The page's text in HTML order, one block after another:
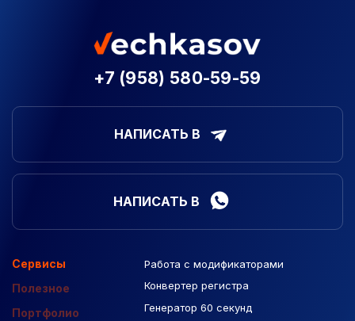
+7 (958) 580-59-59
НАПИСАТЬ В
НАПИСАТЬ В
Сервисы
Полезное
Портфолио
Работа с модификаторами
Конвертер регистра
Генератор 60 секунд
Подборка сайтов
Макеты Figma
База Яндекс Карты
Созданные сайты
Контекстная реклама